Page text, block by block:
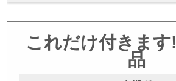
これだけ付きま
品